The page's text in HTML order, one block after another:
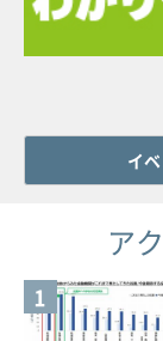
イ
ア
1